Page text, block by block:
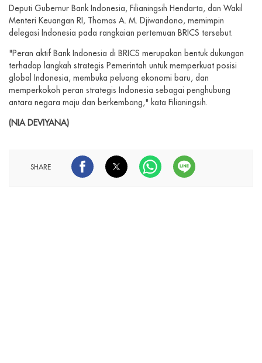
Deputi Gubernur Bank Indonesia, Filianingsih Hendarta, dan Wakil
Menteri Keuangan RI, Thomas A. M. Djiwandono, memimpin
delegasi Indonesia pada rangkaian pertemuan BRICS tersebut.
"Peran aktif Bank Indonesia di BRICS merupakan bentuk dukungan
terhadap langkah strategis Pemerintah untuk memperkuat posisi
global Indonesia, membuka peluang ekonomi baru, dan
memperkokoh peran strategis Indonesia sebagai penghubung
antara negara maju dan berkembang," kata Filianingsih.
(NIA DEVIYANA)
SHARE